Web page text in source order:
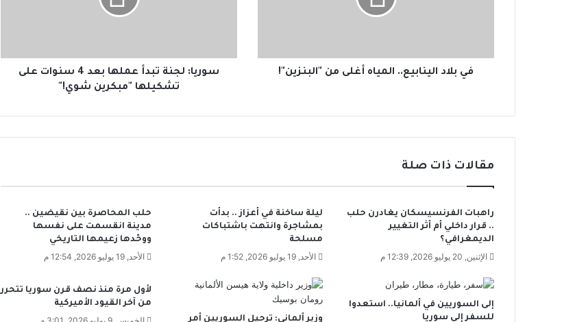
ي
ي
ا
ل
ي
ا
ه
أ
ل
ى
م
في بلاد الينابيع.. المياه أغلى من "البنزين"!
ن
د
ه
ب
ع
4
ن
ا
سوريا: لجنة تبدأ عملها بعد 4 سنوات على
تشكيلها "مبكرين شوي!"
مقالات ذات صلة
راهبات الفرنسيسكان يغادرن حلب
.. قرار داخلي أم أثر التغيير
الديمغرافي؟
الإثنين, 20 يوليو 2026, 12:39 م
ليلة ساخنة في أعزاز .. بدأت
بمشاجرة وانتهت باشتباكات
مسلحة
الأحد, 19 يوليو 2026, 1:52 م
حلب المحاصرة بين نقيضين ..
مدينة انقسمت على نفسها
ووحّدها زعيمها التاريخي
الأحد, 19 يوليو 2026, 12:54 م
إلى السوريين في ألمانيا.. استعدوا
للسفر إلى سوريا
وزير ألماني: ترحيل السوريين أمر
لأول مرة منذ نصف قرن سوريا تتحرر
من آخر القيود الأميركية